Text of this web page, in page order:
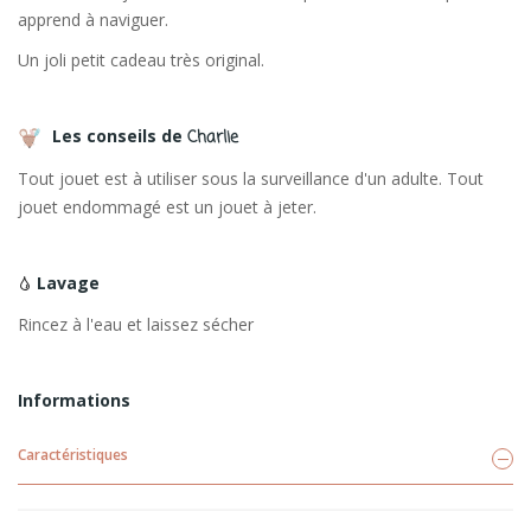
apprend à naviguer.
Un joli petit cadeau très original.
Les conseils de Charlie
Tout jouet est à utiliser sous la surveillance d'un adulte. Tout
jouet endommagé est un jouet à jeter.
Lavage
Rincez à l'eau et laissez sécher
Informations
Caractéristiques